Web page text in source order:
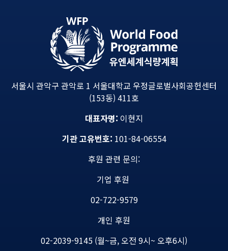
서울시 관악구 관악로 1 서울대학교 우정글로벌사회공헌센터
(153동) 411호
대표자명: 이현지
기관 고유번호: 101-84-06554
후원 관련 문의:
기업 후원
02-722-9579
개인 후원
02-2039-9145 (월~금, 오전 9시~ 오후6시)